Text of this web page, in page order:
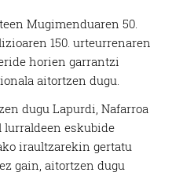
Mugimenduaren 50.
150. urteurrenaren
horien garrantzi
aitortzen dugu.
dugu Lapurdi, Nafarroa
lurraldeen eskubide
iraultzarekin gertatu
gain, aitortzen dugu